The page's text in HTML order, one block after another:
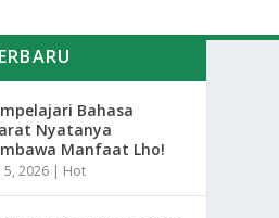
Bahasa
Nyatanya
Manfaat Lho!
5, 2026 | Hot